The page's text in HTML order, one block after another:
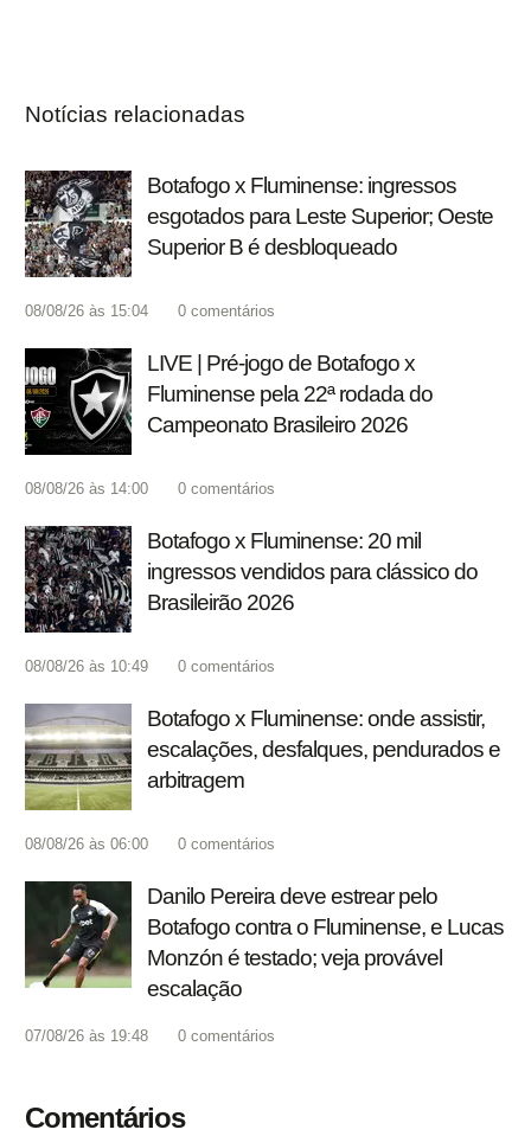
Notícias relacionadas
Botafogo x Fluminense: ingressos
esgotados para Leste Superior; Oeste
Superior B é desbloqueado
08/08/26 às 15:04 0 comentários
LIVE | Pré-jogo de Botafogo x
Fluminense pela 22ª rodada do
Campeonato Brasileiro 2026
08/08/26 às 14:00 0 comentários
Botafogo x Fluminense: 20 mil
ingressos vendidos para clássico do
Brasileirão 2026
08/08/26 às 10:49 0 comentários
Botafogo x Fluminense: onde assistir,
escalações, desfalques, pendurados e
arbitragem
08/08/26 às 06:00 0 comentários
Danilo Pereira deve estrear pelo
Botafogo contra o Fluminense, e Lucas
Monzón é testado; veja provável
escalação
07/08/26 às 19:48 0 comentários
Comentários